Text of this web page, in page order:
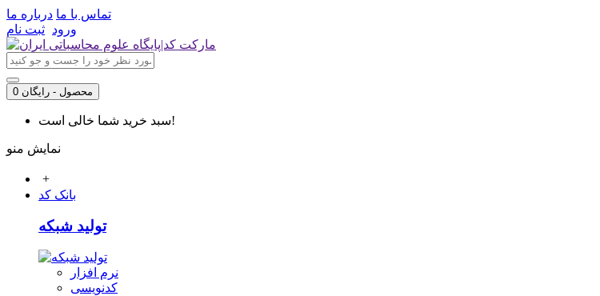
تماس با ما درباره ما
ورود ثبت نام
0 محصول - رایگان
سبد خرید شما خالی است!
نمایش منو
+
بانک کد
تولید شبکه
نرم افزار
کدنویسی